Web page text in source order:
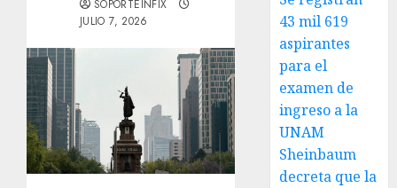
SOPORTEINFIX
JULIO 7, 2026
43 mil 619
aspirantes
para el
examen de
ingreso a la
UNAM
Sheinbaum
decreta que la